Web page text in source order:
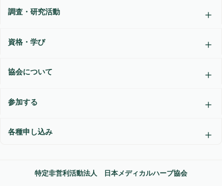
調査・研究活動
資格・学び
協会について
参加する
各種申し込み
特定非営利活動法人 日本メディカルハーブ協会